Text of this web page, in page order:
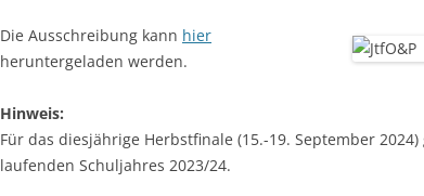
Die Ausschreibung kann hier
heruntergeladen werden.
Hinweis:
Für das diesjährige Herbstfinale (15.-19. September
laufenden Schuljahres 2023/24.